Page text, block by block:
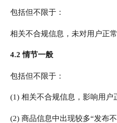
包括但不限于：
相关不合规信息，未对用户正
4.2 情节一般
包括但不限于：
(1) 相关不合规信息，影响用户
(2) 商品信息中出现较多“发布不